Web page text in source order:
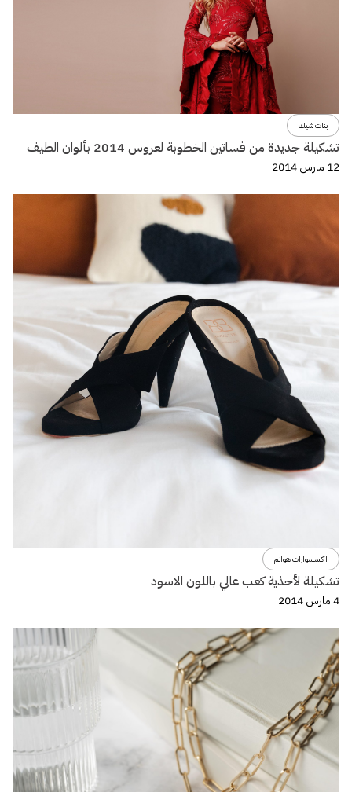
بنات شيك
تشكيلة جديدة من فساتين الخطوبة لعروس 2014 بألوان الطيف
12 مارس 2014
اكسسوارات هوانم
تشكيلة لأحذية كعب عالي باللون الاسود
4 مارس 2014